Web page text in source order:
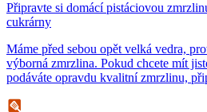
Připravte si domácí pistáciovou
cukrárny
Máme před sebou opět velká vedra,
výborná zmrzlina. Pokud chcete mít
podáváte opravdu kvalitní zmrzlinu,